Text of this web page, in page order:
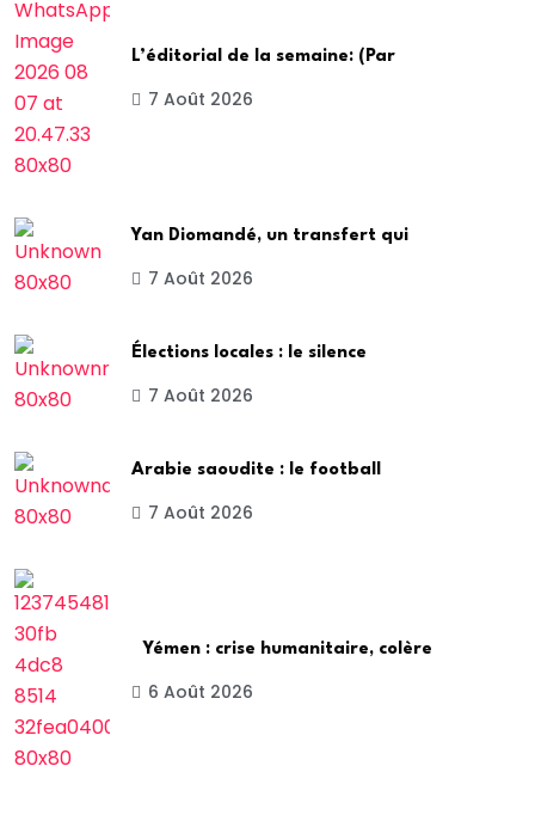
L’éditorial de la semaine: (Par
7 Août 2026
Yan Diomandé, un transfert qui
7 Août 2026
Élections locales : le silence
7 Août 2026
Arabie saoudite : le football
7 Août 2026
Yémen : crise humanitaire, colère
6 Août 2026